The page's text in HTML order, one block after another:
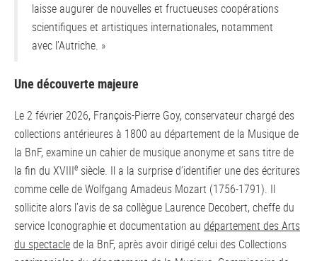
laisse augurer de nouvelles et fructueuses coopérations
scientifiques et artistiques internationales, notamment
avec l’Autriche. »
Une découverte majeure
Le 2 février 2026, François-Pierre Goy, conservateur chargé des
collections antérieures à 1800 au département de la Musique de
la BnF, examine un cahier de musique anonyme et sans titre de
la fin du XVIIIe siècle. Il a la surprise d’identifier une des écritures
comme celle de Wolfgang Amadeus Mozart (1756-1791). Il
sollicite alors l’avis de sa collègue Laurence Decobert, cheffe du
service Iconographie et documentation au département des Arts
du spectaclede la BnF, après avoir dirigé celui des Collections